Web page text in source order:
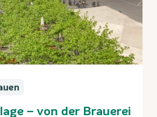
– von der Brauerei